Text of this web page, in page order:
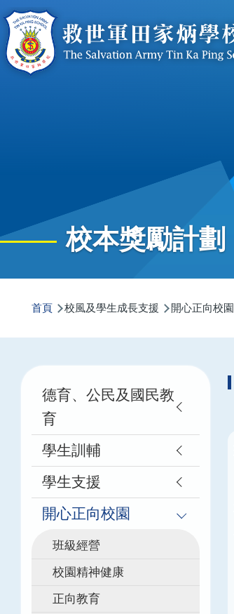
移至主內容
校本獎勵計劃
航
連
結
首頁 校風及學生成長支援 開心正向校園
Main
navigation
德育、公民及國民教
育
學生訓輔
學生支援
開心正向校園
班級經營
校園精神健康
正向教育